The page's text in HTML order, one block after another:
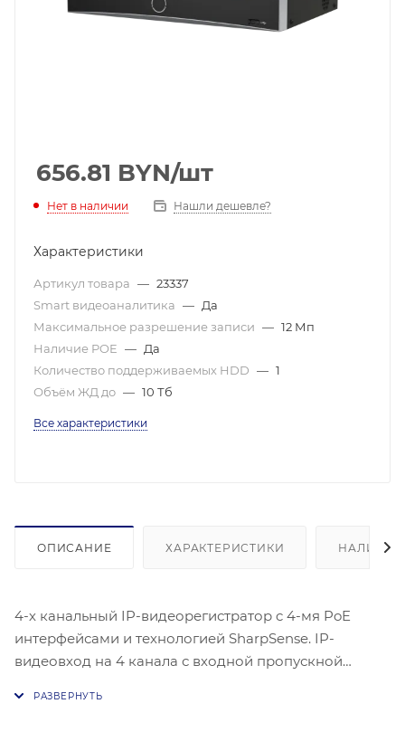
656.81 BYN/шт
Нет в наличии Нашли дешевле?
Характеристики
Артикул товара — 23337
Smart видеоаналитика — Да
Максимальное разрешение записи — 12 Мп
Наличие POE — Да
Количество поддерживаемых HDD — 1
Объём ЖД до — 10 Тб
Все характеристики
ОПИСАНИЕ ХАРАКТЕРИСТИКИ НАЛИЧИЕ
4-х канальный IP-видеорегистратор c 4-мя PoE
интерфейсами и технологией SharpSense. IP-
видеовход на 4 канала с входной пропускной